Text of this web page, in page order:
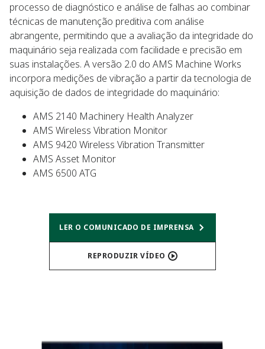
processo de diagnóstico e análise de falhas ao combinar
técnicas de manutenção preditiva com análise
abrangente, permitindo que a avaliação da integridade do
maquinário seja realizada com facilidade e precisão em
suas instalações. A versão 2.0 do AMS Machine Works
incorpora medições de vibração a partir da tecnologia de
aquisição de dados de integridade do maquinário:
AMS 2140 Machinery Health Analyzer
AMS Wireless Vibration Monitor
AMS 9420 Wireless Vibration Transmitter
AMS Asset Monitor
AMS 6500 ATG
LER O COMUNICADO DE IMPRENSA
REPRODUZIR VÍDEO